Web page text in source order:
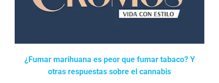
¿Fumar marihuana es peor que fumar tabaco? Y
otras respuestas sobre el cannabis